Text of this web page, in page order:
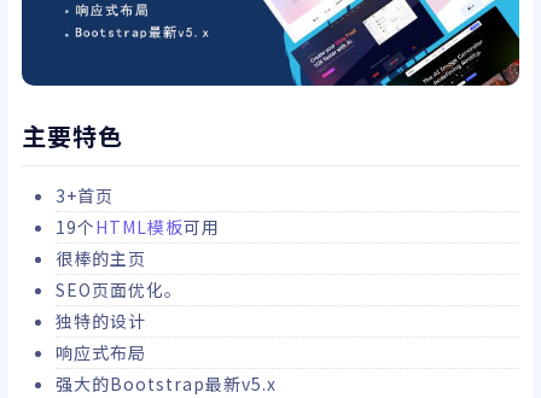
主要特色
3+首页
19个HTML模板可用
很棒的主页
SEO页面优化。
独特的设计
响应式布局
强大的Bootstrap最新v5.x